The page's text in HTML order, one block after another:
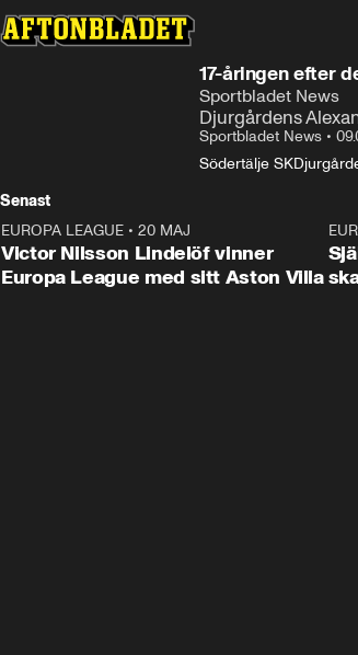
17-åringen efter
Sportbladet News
Djurgårdens
Sportbladet News •
Södertälje SK
Senast
EUROPA LEAGUE • 20 MAJ
Victor Nilsson Lindelöf vinner
Europa League med sitt Aston Villa